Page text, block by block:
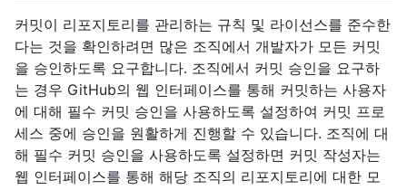
커밋이 리포지토리를 관리하는 규칙 및 라이선스를 준수한
다는 것을 확인하려면 많은 조직에서 개발자가 모든 커밋
을 승인하도록 요구합니다. 조직에서 커밋 승인을 요구하
는 경우 GitHub의 웹 인터페이스를 통해 커밋하는 사용자
에 대해 필수 커밋 승인을 사용하도록 설정하여 커밋 프로
세스 중에 승인을 원활하게 진행할 수 있습니다. 조직에 대
해 필수 커밋 승인을 사용하도록 설정하면 커밋 작성자는
웹 인터페이스를 통해 해당 조직의 리포지토리에 대한 모